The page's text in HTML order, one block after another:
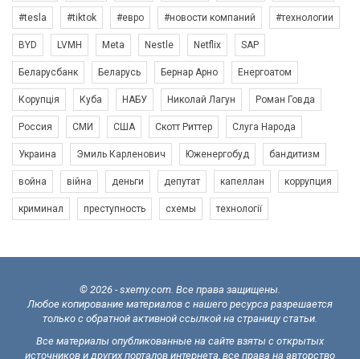
#tesla #tiktok #евро #новости компаний #технологии
BYD LVMH Meta Nestle Netflix SAP
Беларусбанк Беларусь Бернар Арно Енергоатом
Корупція Куба НАБУ Николай Лагун Роман Говда
Россия СМИ США Скотт Риттер Слуга Народа
Украина Эмиль Карленович Юженергобуд бандитизм
война війна деньги депутат капеллан коррупция
криминал преступность схемы технології
© 2026 - sxemy.com. Все права защищены.
Любое копирование материалов с нашего ресурса разрешается
только с обратной активной ссылкой на страницу статьи.
Все материалы опубликованные на сайте взяты с открытых
источников и других порталов интернета, все права на авторство